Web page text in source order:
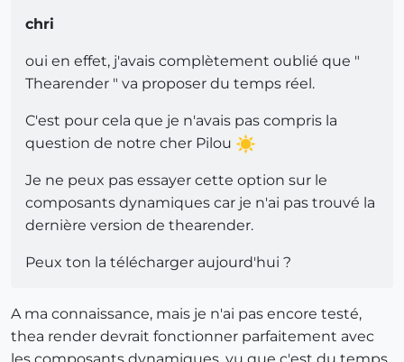
chri
oui en effet, j'avais complètement oublié que "
Thearender " va proposer du temps réel.
C'est pour cela que je n'avais pas compris la
question de notre cher Pilou
Je ne peux pas essayer cette option sur le
composants dynamiques car je n'ai pas trouvé la
dernière version de thearender.
Peux ton la télécharger aujourd'hui ?
A ma connaissance, mais je n'ai pas encore testé,
thea render devrait fonctionner parfaitement avec